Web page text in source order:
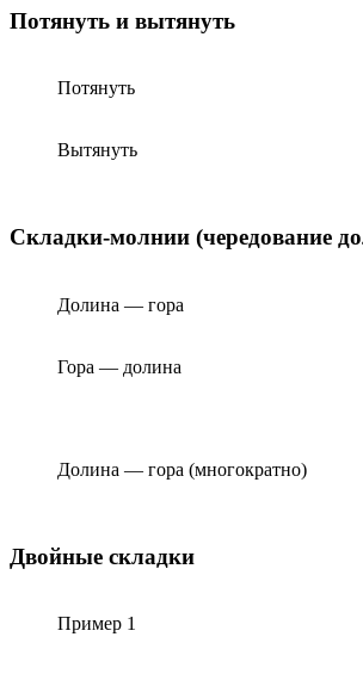
Потянуть и вытянуть
Потянуть
Вытянуть
Складки-молнии (чередование
Долина — гора
Гора — долина
Долина — гора (многократно)
Двойные складки
Пример 1